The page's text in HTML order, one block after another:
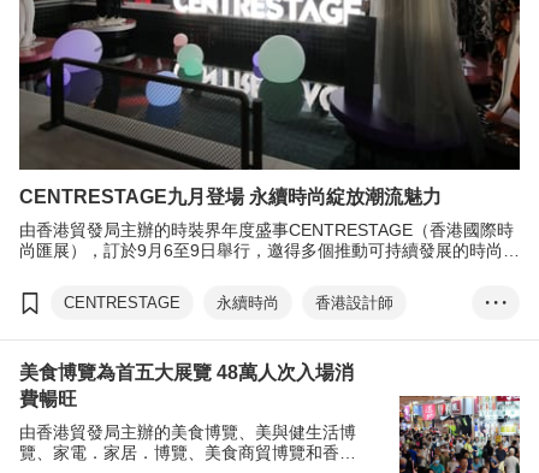
CENTRESTAGE九月登場 永續時尚綻放潮流魅力
由香港貿發局主辦的時裝界年度盛事CENTRESTAGE（香港國際時
尚匯展），訂於9月6至9日舉行，邀得多個推動可持續發展的時尚品
CENTRESTAGE 永續時尚
香港設計師
CENTRESTAGE ELITE...
香港青年時裝設計家創作表演賽
張淑芬
• • •
美食博覽為首五大展覽 48萬人次入場消
費暢旺
由香港貿發局主辦的美食博覽、美與健生活博
覽、家電．家居．博覽、美食商貿博覽和香港